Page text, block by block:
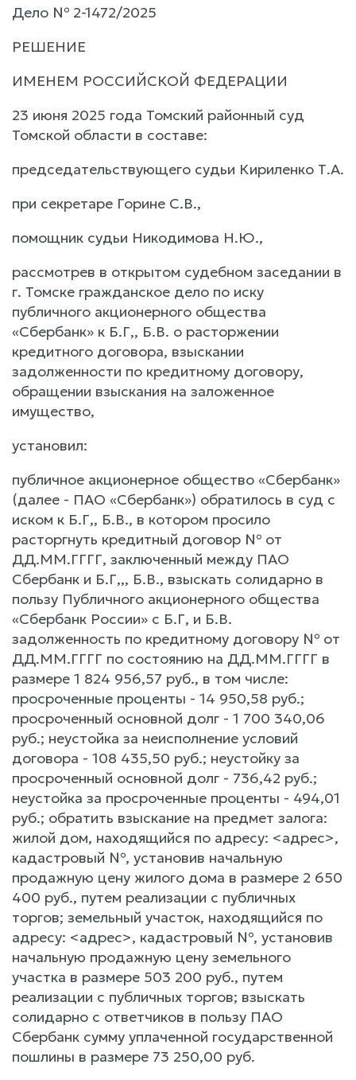
Дело № 2-1472/2025
РЕШЕНИЕ
ИМЕНЕМ РОССИЙСКОЙ ФЕДЕРАЦИИ
23 июня 2025 года Томский районный суд
Томской области в составе:
председательствующего судьи Кириленко Т.А.
при секретаре Горине С.В.,
помощник судьи Никодимова Н.Ю.,
рассмотрев в открытом судебном заседании в
г. Томске гражданское дело по иску
публичного акционерного общества
«Сбербанк» к Б.Г,, Б.В. о расторжении
кредитного договора, взыскании
задолженности по кредитному договору,
обращении взыскания на заложенное
имущество,
установил:
публичное акционерное общество «Сбербанк»
(далее - ПАО «Сбербанк») обратилось в суд с
иском к Б.Г,, Б.В., в котором просило
расторгнуть кредитный договор № от
ДД.ММ.ГГГГ, заключенный между ПАО
Сбербанк и Б.Г,,, Б.В., взыскать солидарно в
пользу Публичного акционерного общества
«Сбербанк России» с Б.Г, и Б.В.
задолженность по кредитному договору № от
ДД.ММ.ГГГГ по состоянию на ДД.ММ.ГГГГ в
размере 1 824 956,57 руб., в том числе:
просроченные проценты - 14 950,58 руб.;
просроченный основной долг - 1 700 340,06
руб.; неустойка за неисполнение условий
договора - 108 435,50 руб.; неустойку за
просроченный основной долг - 736,42 руб.;
неустойка за просроченные проценты - 494,01
руб.; обратить взыскание на предмет залога:
жилой дом, находящийся по адресу: <адрес>,
кадастровый №, установив начальную
продажную цену жилого дома в размере 2 650
400 руб., путем реализации с публичных
торгов; земельный участок, находящийся по
адресу: <адрес>, кадастровый №, установив
начальную продажную цену земельного
участка в размере 503 200 руб., путем
реализации с публичных торгов; взыскать
солидарно с ответчиков в пользу ПАО
Сбербанк сумму уплаченной государственной
пошлины в размере 73 250,00 руб.